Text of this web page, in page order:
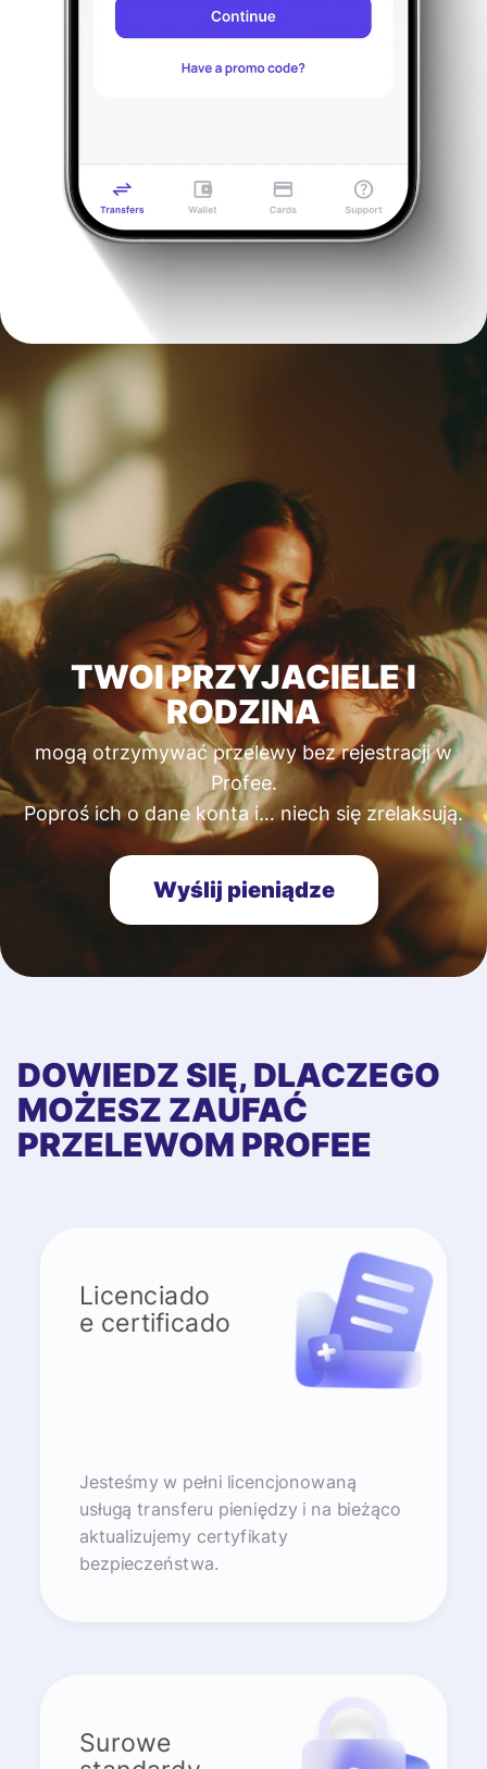
TWOI PRZYJACIELE I
RODZINA
mogą otrzymywać przelewy bez rejestracji w
Profee.
Poproś ich o dane konta i… niech się zrelaksują.
Wyślij pieniądze
DOWIEDZ SIĘ, DLACZEGO
MOŻESZ ZAUFAĆ
PRZELEWOM PROFEE
Licenciado
e certificado
Jesteśmy w pełni licencjonowaną
usługą transferu pieniędzy i na bieżąco
aktualizujemy certyfikaty
bezpieczeństwa.
Surowe